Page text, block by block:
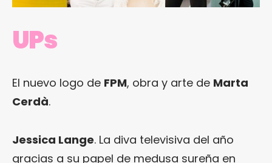
UPs
El nuevo logo de FPM, obra y arte de Marta
Cerdà.
Jessica Lange. La diva televisiva del año
gracias a su papel de medusa sureña en